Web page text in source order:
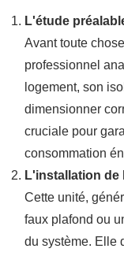
L'étude
Avant toute
professionnel
logement, son
dimensionner
cruciale pour
consommation
L'installation
Cette unité,
faux plafond ou
du système. Elle